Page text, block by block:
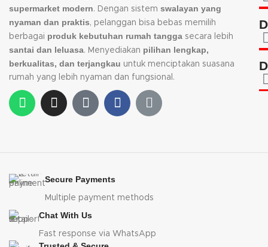
supermarket modern. Dengan sistem swalayan yang
nyaman dan praktis, pelanggan bisa bebas memilih
berbagai produk kebutuhan rumah tangga secara lebih
santai dan leluasa. Menyediakan pilihan lengkap,
berkualitas, dan terjangkau untuk menciptakan suasana
rumah yang lebih nyaman dan fungsional.
Secure Payments
Multiple payment methods
Chat With Us
Fast response via WhatsApp